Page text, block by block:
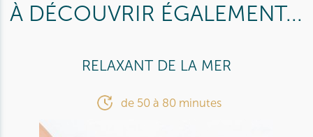
À DÉCOUVRIR ÉGALEMENT...
RELAXANT DE LA MER
de 50 à 80 minutes